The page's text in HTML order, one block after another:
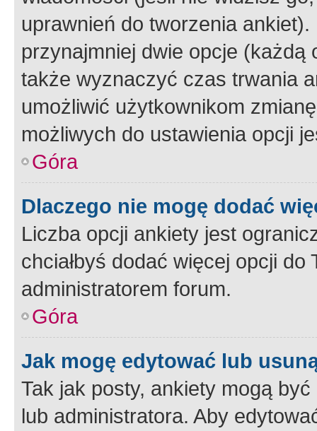
uprawnień do tworzenia
przynajmniej dwie opcje
także wyznaczyć czas trwania
umożliwić użytkownikom
możliwych do ustawienia opcji
Góra
Dlaczego nie mogę dodać
Liczba opcji ankiety jest
chciałbyś dodać więcej opcji
administratorem forum.
Góra
Jak mogę edytować lub
Tak jak posty, ankiety mogą
lub administratora. Aby